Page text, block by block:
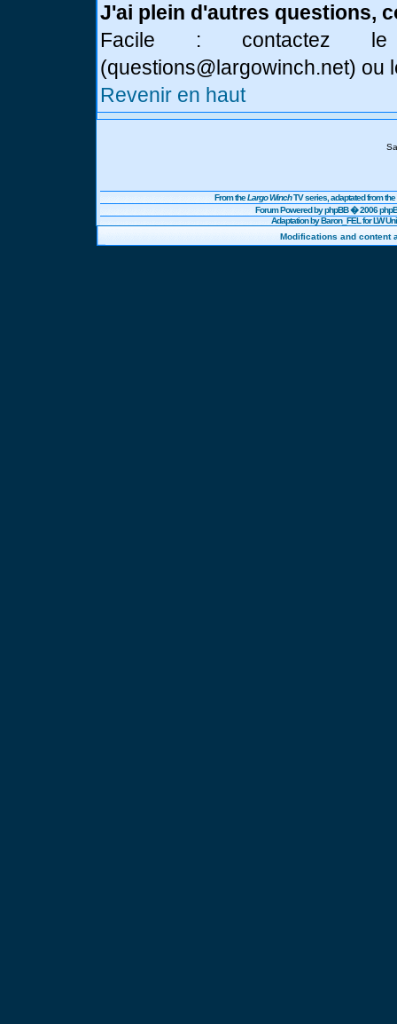
J'ai plein d'autres questions,
Facile : contactez
(questions@largowinch.net) ou
Revenir en haut
From theLargo WinchTV series, adaptated from
Forum Powered byphpBB� 2006
Adaptation by Baron_FEL for LW
Modifications and content